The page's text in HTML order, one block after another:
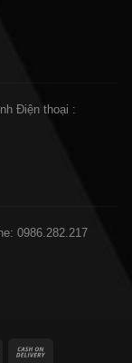
Điện thoại :
0986.282.217